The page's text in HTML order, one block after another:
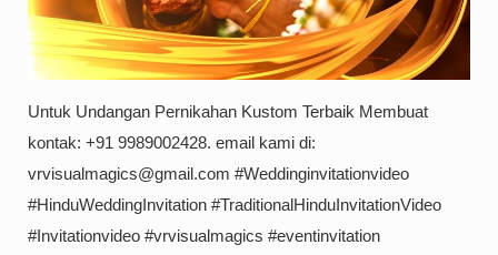
Untuk Undangan Pernikahan Kustom Terbaik Membuat
kontak: +91 9989002428. email kami di:
vrvisualmagics@gmail.com #Weddinginvitationvideo
#HinduWeddingInvitation #TraditionalHinduInvitationVideo
#Invitationvideo #vrvisualmagics #eventinvitation